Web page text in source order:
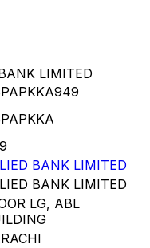
LIMITED
BANK LIMITED
BANK LIMITED
LG, ABL